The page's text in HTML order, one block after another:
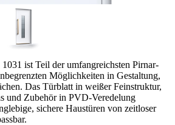
ist Teil der umfangreichsten Pirnar-
Möglichkeiten in Gestaltung,
Das Türblatt in weißer Feinstruktur,
und Zubehör in PVD-Veredelung
sichere Haustüren von zeitloser